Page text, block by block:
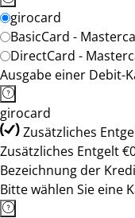
girocard
BasicCard -
DirectCard -
Ausgabe einer Debit-
girocard
Zusätzliches
Zusätzliches Entgelt
Bezeichnung der
Bitte wählen Sie eine